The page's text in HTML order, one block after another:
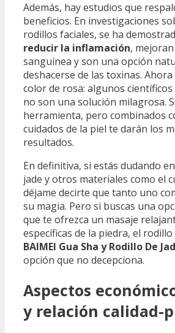
Además, hay estudios que
beneficios. En investigaciones
rodillos faciales, se ha
reducir la inflamación,
sanguínea y son una opción
deshacerse de las toxinas.
color de rosa: algunos
no son una solución milagrosa.
herramienta, pero combinados
cuidados de la piel te darán los
resultados.
En definitiva, si estás dudando
jade y otros materiales como el
déjame decirte que tanto uno
su magia. Pero si buscas una
que te ofrezca un masaje
específicas de la piedra, el rodillo
BAIMEI Gua Sha y Rodillo De
opción que no decepciona.
Aspectos
y relación calidad-